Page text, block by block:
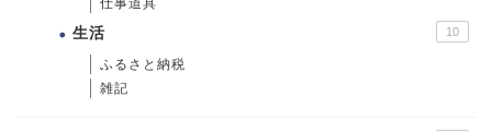
生活 10
ふるさと納税
雑記